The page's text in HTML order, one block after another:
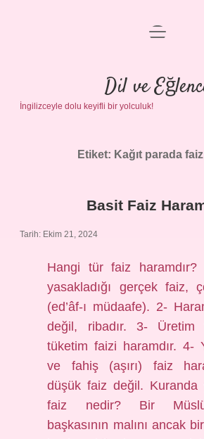
Anasayfa
Gizlilik Politikası
Yasal Uyarı
menüyü
Dil ve
İngilizceyle dolu keyifli bir yolculuk!
Etiket: Kağıt parada
Basit Faiz
Tarih: Ekim 21, 2024
Hangi tür faiz haramdır?
yasakladığı gerçek faiz,
(ed’âf-ı müdaafe). 2-
değil, ribadır. 3- Üretim
tüketim faizi haramdır. 4-
ve fahiş (aşırı) faiz
düşük faiz değil. Kuranda
faiz nedir? Bir
başkasının malını ancak